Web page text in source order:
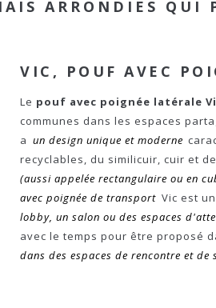
ARRONDIES
VIC, POUF AVEC
Le pouf avec poignée latérale
communes dans les espaces
a un design unique et moderne
recyclables, du similicuir, cuir et
(aussi appelée rectangulaire ou en
avec poignée de transport Vic est
lobby, un salon ou des espaces
avec le temps pour être proposé
dans des espaces de rencontre et de